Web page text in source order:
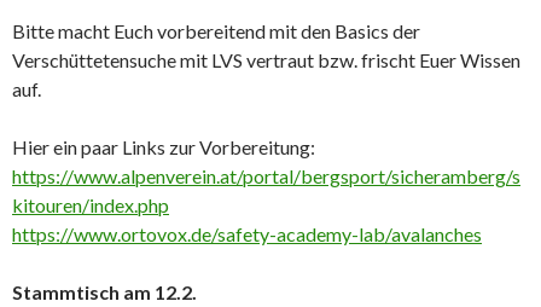
Bitte macht Euch vorbereitend mit den Basics der
Verschüttetensuche mit LVS vertraut bzw. frischt Euer Wissen
auf.
Hier ein paar Links zur Vorbereitung:
https://www.alpenverein.at/portal/bergsport/sicheramberg/s
kitouren/index.php
https://www.ortovox.de/safety-academy-lab/avalanches
Stammtisch am 12.2.